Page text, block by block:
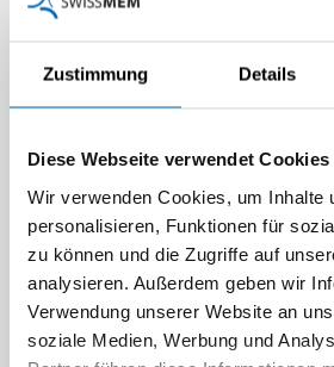
Zustimmung Details
Diese Webseite verwendet Cookies
Wir verwenden Cookies, um Inhalte
personalisieren, Funktionen für
zu können und die Zugriffe auf
analysieren. Außerdem geben wir
Verwendung unserer Website an
soziale Medien, Werbung und
dringend benötigte
Beitrag | 06.03.2026